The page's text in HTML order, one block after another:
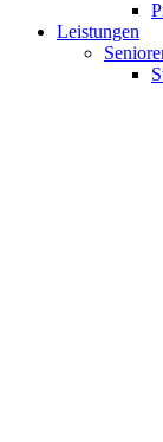
Leistungen